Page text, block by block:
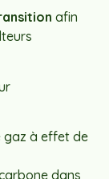
afin
gaz à effet de
dans